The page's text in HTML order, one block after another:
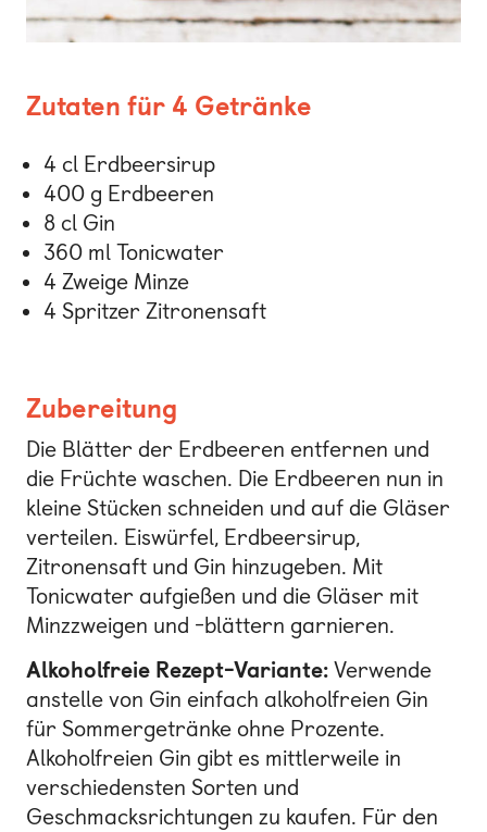
Zutaten für 4 Getränke
4 cl Erdbeersirup
400 g Erdbeeren
8 cl Gin
360 ml Tonicwater
4 Zweige Minze
4 Spritzer Zitronensaft
Zubereitung
Die Blätter der Erdbeeren entfernen und
die Früchte waschen. Die Erdbeeren nun in
kleine Stücken schneiden und auf die Gläser
verteilen. Eiswürfel, Erdbeersirup,
Zitronensaft und Gin hinzugeben. Mit
Tonicwater aufgießen und die Gläser mit
Minzzweigen und -blättern garnieren.
Alkoholfreie Rezept-Variante: Verwende
anstelle von Gin einfach alkoholfreien Gin
für Sommergetränke ohne Prozente.
Alkoholfreien Gin gibt es mittlerweile in
verschiedensten Sorten und
Geschmacksrichtungen zu kaufen. Für den